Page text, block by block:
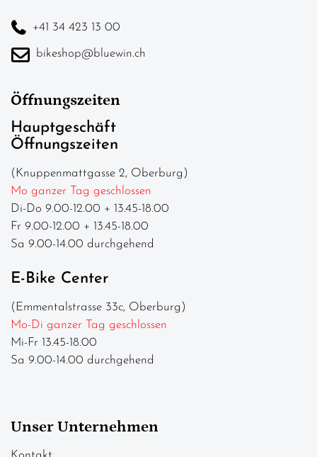
+41 34 423 13 00
bikeshop@bluewin.ch
Öffnungszeiten
Hauptgeschäft
Öffnungszeiten
(Knuppenmattgasse 2, Oberburg)
Mo ganzer Tag geschlossen
Di-Do 9.00-12.00 + 13.45-18.00
Fr 9.00-12.00 + 13.45-18.00
Sa 9.00-14.00 durchgehend
E-Bike Center
(Emmentalstrasse 33c, Oberburg)
Mo-Di ganzer Tag geschlossen
Mi-Fr 13.45-18.00
Sa 9.00-14.00 durchgehend
Unser Unternehmen